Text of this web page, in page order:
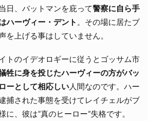
日、バットマンを庇って警察に自ら手
ハーヴィー・デント 。その場に居たブ
を上げる事はしていません。
トのイデオロギーに従うとゴッサム市
牲に身を投じたハーヴィーの方がバッ
ーとして相応しい人間なのです。ハー
捕された事態を受けてレイチェルがブ
に、彼は”真のヒーロー”失格です。